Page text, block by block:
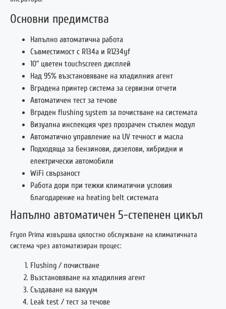
Основни предимства
Напълно автоматична работа
Съвместимост с R134a и R1234yf
10” цветен touchscreen дисплей
Над 95% възстановяване на хладилния агент
Вградена принтер система за сервизни отчети
Автоматичен тест за течове
Вграден flushing system за почистване на системата
Визуална инспекция чрез прозрачен стъклен модул
Автоматично управление на UV течност и масла
Подходяща за бензинови, дизелови, хибридни и
електрически автомобили
WiFi свързаност
Работа дори при тежки климатични условия
благодарение на heating belt системата
Напълно автоматичен 5-степенен цикъл
Fryon Prima извършва цялостно обслужване на климатичната
система чрез автоматизиран процес:
Flushing / почистване
Възстановяване на хладилния агент
Създаване на вакуум
Leak test / тест за течове